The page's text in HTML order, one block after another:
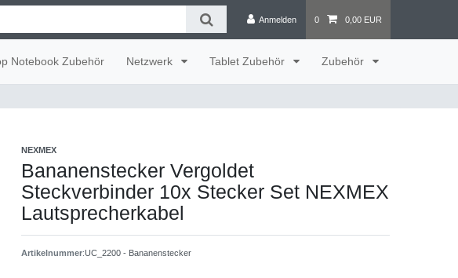
Anmelden 0 0,00 EUR
Notebook Zubehör Netzwerk Tablet Zubehör Zubehör
NEXMEX
Bananenstecker Vergoldet
Steckverbinder 10x Stecker Set NEXMEX
Lautsprecherkabel
Artikelnummer:UC_2200 - Bananenstecker